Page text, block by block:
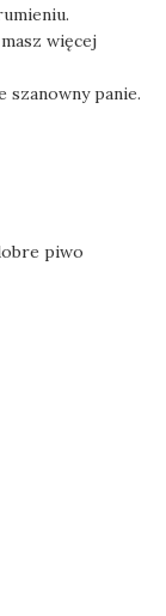
więcej
szanowny panie.
piwo